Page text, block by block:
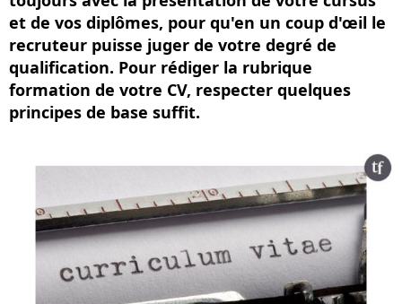
et de vos diplômes, pour qu'en un coup d'œil le
recruteur puisse juger de votre degré de
qualification. Pour rédiger la rubrique
formation de votre CV, respecter quelques
principes de base suffit.